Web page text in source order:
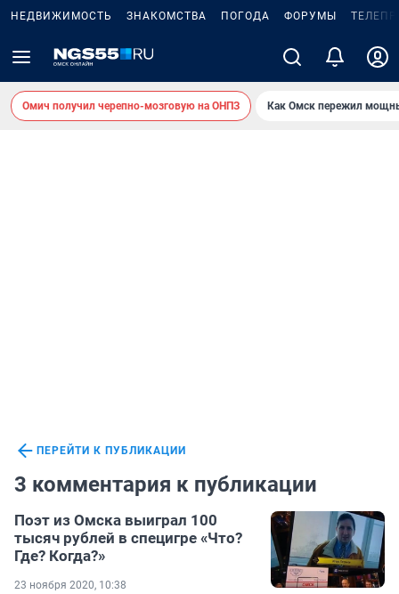
НЕДВИЖИМОСТЬ ЗНАКОМСТВА ПОГОДА ФОРУМЫ
Омич получил черепно-мозговую на ОНПЗ Как Омск пережил
ПЕРЕЙТИ К ПУБЛИКАЦИИ
3 комментария к публикации
Поэт из Омска выиграл 100
тысяч рублей в специгре «Что?
Где? Когда?»
23 ноября 2020, 10:38